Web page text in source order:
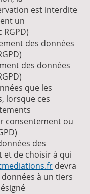
est interdite
un
des données
des données
que les
lorsque ces
consentement ou
des
de choisir à qui
devra
à un tiers